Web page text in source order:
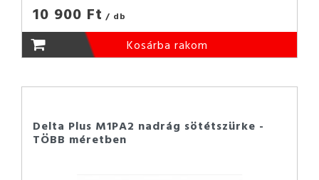
10 900 Ft / db
Kosárba rakom
Delta Plus M1PA2 nadrág sötétszürke -
TÖBB méretben